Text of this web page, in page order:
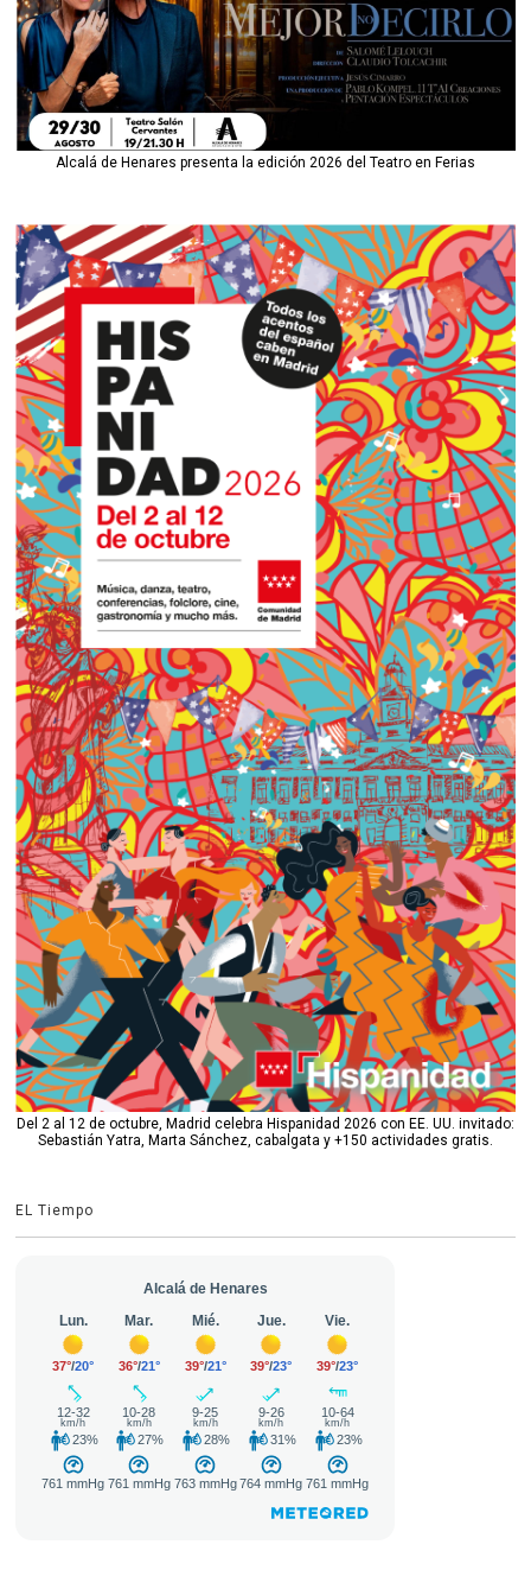
Alcalá de Henares presenta la edición 2026 del Teatro en Ferias
Del 2 al 12 de octubre, Madrid celebra Hispanidad 2026 con EE. UU. invitado:
Sebastián Yatra, Marta Sánchez, cabalgata y +150 actividades gratis.
EL Tiempo